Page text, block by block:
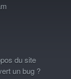
du site
un bug ?